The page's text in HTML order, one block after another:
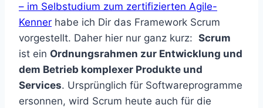
– im Selbstudium zum zertifizierten Agile-
Kenner habe ich Dir das Framework Scrum
vorgestellt. Daher hier nur ganz kurz: Scrum
ist ein Ordnungsrahmen zur Entwicklung und
dem Betrieb komplexer Produkte und
Services. Ursprünglich für Softwareprogramme
ersonnen, wird Scrum heute auch für die